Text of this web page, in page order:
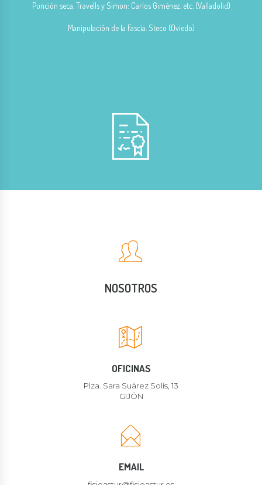
Punción seca. Travells y Simon: Carlos Giménez, etc. (Valladolid)
Manipulación de la Fascia. Steco (Oviedo)
NOSOTROS
OFICINAS
Plza. Sara Suárez Solís, 13
GIJÓN
EMAIL